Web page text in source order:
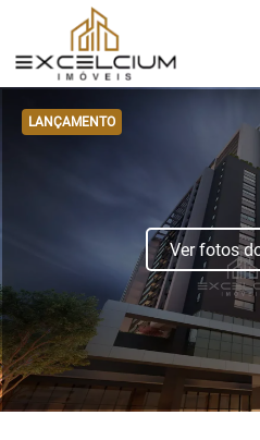
LANÇAMENTO
Ver fotos